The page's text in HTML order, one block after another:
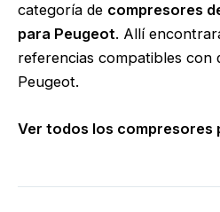
categoría de compresores
para Peugeot. Allí
referencias compatibles con
Peugeot.
Ver todos los compresores